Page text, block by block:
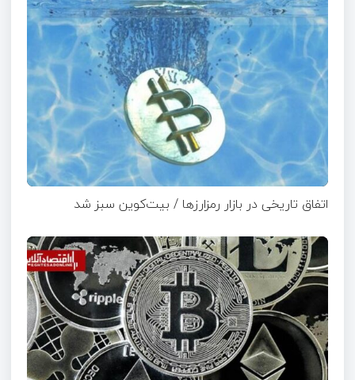
اتفاق تاریخی در بازار رمزارزها / بیت‌کوین سبز شد